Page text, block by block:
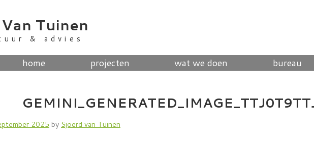
Tuinen
& advies
home projecten wat we doen bureau
2025 by Sjoerd van Tuinen